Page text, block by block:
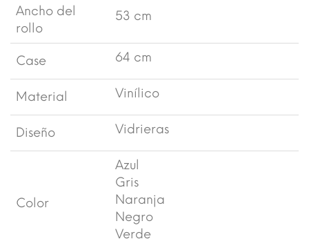
Ancho del
rollo
53 cm
Case 64 cm
Material Vinílico
Diseño Vidrieras
Color
Azul
Gris
Naranja
Negro
Verde